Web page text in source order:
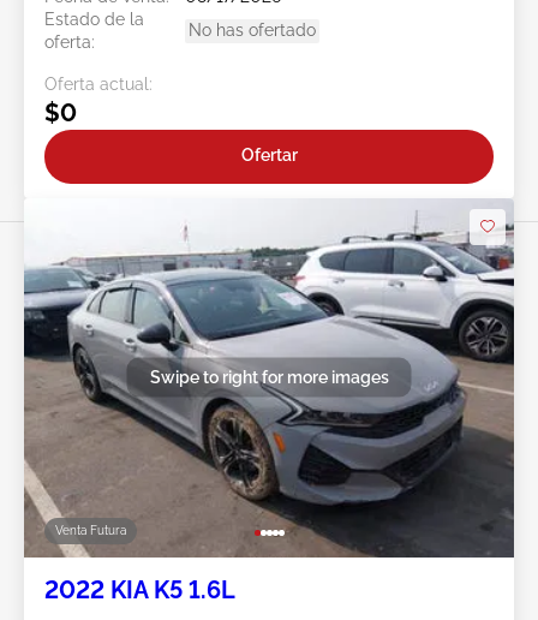
Estado de la
oferta:
No has ofertado
Oferta actual:
$0
Ofertar
Venta Futura
Swipe to right for more images
2022 KIA K5 1.6L